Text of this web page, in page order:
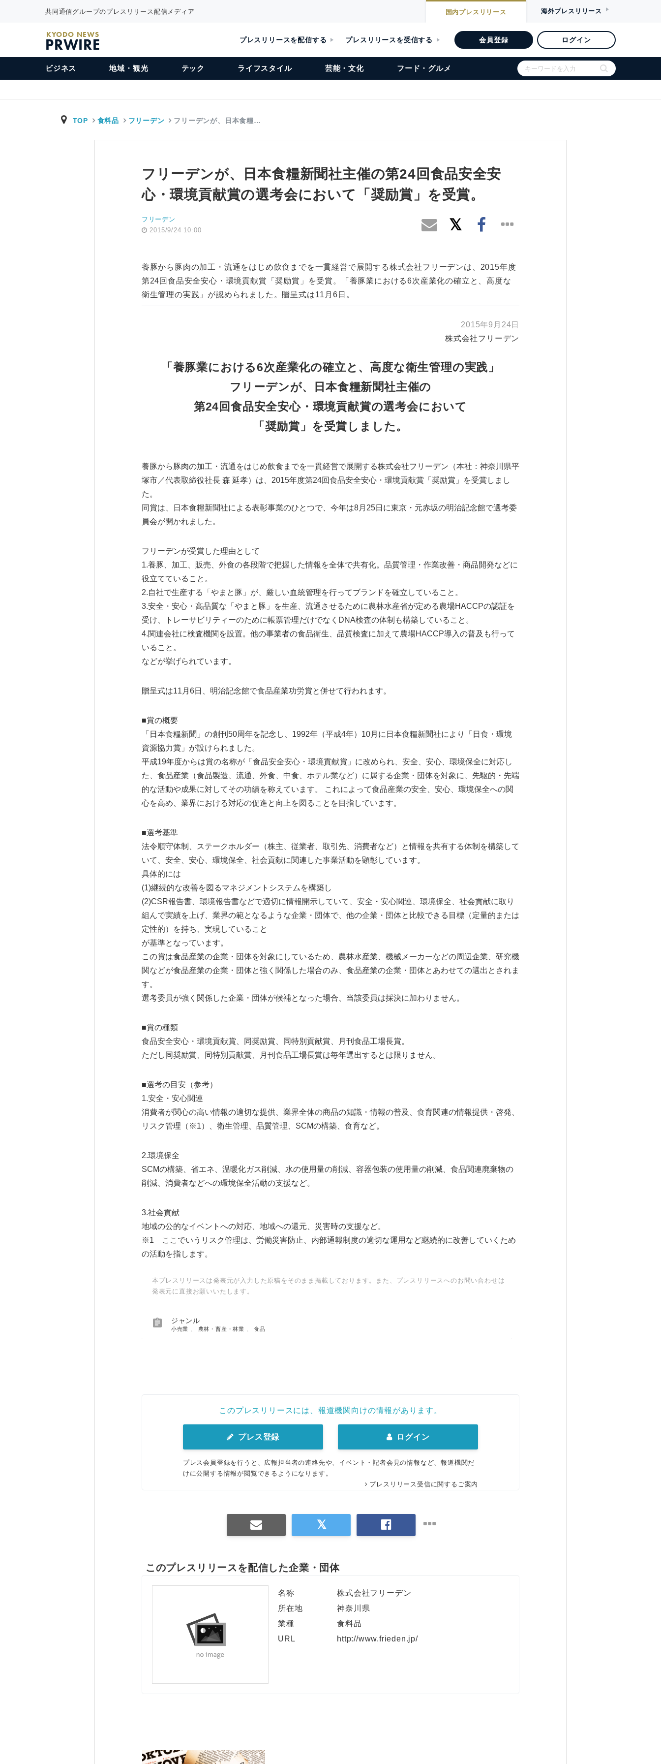
共同通信グループのプレスリリース配信メディア 国内プレスリリース 海外プレスリリース
KYODO NEWS
PRWIRE プレスリリースを配信する プレスリリースを受信する 会員登録 ログイン
ビジネス 地域・観光 テック ライフスタイル 芸能・文化 フード・グルメ
TOP 食料品 フリーデン フリーデンが、日本食糧…
フリーデンが、日本食糧新聞社主催の第24回食品安全安
心・環境貢献賞の選考会において「奨励賞」を受賞。
フリーデン
2015/9/24 10:00
養豚から豚肉の加工・流通をはじめ飲食までを一貫経営で展開する株式会社フリーデンは、2015年度
第24回食品安全安心・環境貢献賞「奨励賞」を受賞。「養豚業における6次産業化の確立と、高度な
衛生管理の実践」が認められました。贈呈式は11月6日。
2015年9月24日
株式会社フリーデン
「養豚業における6次産業化の確立と、高度な衛生管理の実践」
フリーデンが、日本食糧新聞社主催の
第24回食品安全安心・環境貢献賞の選考会において
「奨励賞」を受賞しました。
養豚から豚肉の加工・流通をはじめ飲食までを一貫経営で展開する株式会社フリーデン（本社：神奈川県平
塚市／代表取締役社長 森 延孝）は、2015年度第24回食品安全安心・環境貢献賞「奨励賞」を受賞しまし
た。
同賞は、日本食糧新聞社による表彰事業のひとつで、今年は8月25日に東京・元赤坂の明治記念館で選考委
員会が開かれました。
フリーデンが受賞した理由として
1.養豚、加工、販売、外食の各段階で把握した情報を全体で共有化。品質管理・作業改善・商品開発などに
役立てていること。
2.自社で生産する「やまと豚」が、厳しい血統管理を行ってブランドを確立していること。
3.安全・安心・高品質な「やまと豚」を生産、流通させるために農林水産省が定める農場HACCPの認証を
受け、トレーサビリティーのために帳票管理だけでなくDNA検査の体制も構築していること。
4.関連会社に検査機関を設置。他の事業者の食品衛生、品質検査に加えて農場HACCP導入の普及も行って
いること。
などが挙げられています。
贈呈式は11月6日、明治記念館で食品産業功労賞と併せて行われます。
■賞の概要
「日本食糧新聞」の創刊50周年を記念し、1992年（平成4年）10月に日本食糧新聞社により「日食・環境
資源協力賞」が設けられました。
平成19年度からは賞の名称が「食品安全安心・環境貢献賞」に改められ、安全、安心、環境保全に対応し
た、食品産業（食品製造、流通、外食、中食、ホテル業など）に属する企業・団体を対象に、先駆的・先端
的な活動や成果に対してその功績を称えています。 これによって食品産業の安全、安心、環境保全への関
心を高め、業界における対応の促進と向上を図ることを目指しています。
■選考基準
法令順守体制、ステークホルダー（株主、従業者、取引先、消費者など）と情報を共有する体制を構築して
いて、安全、安心、環境保全、社会貢献に関連した事業活動を顕彰しています。
具体的には
(1)継続的な改善を図るマネジメントシステムを構築し
(2)CSR報告書、環境報告書などで適切に情報開示していて、安全・安心関連、環境保全、社会貢献に取り
組んで実績を上げ、業界の範となるような企業・団体で、他の企業・団体と比較できる目標（定量的または
定性的）を持ち、実現していること
が基準となっています。
この賞は食品産業の企業・団体を対象にしているため、農林水産業、機械メーカーなどの周辺企業、研究機
関などが食品産業の企業・団体と強く関係した場合のみ、食品産業の企業・団体とあわせての選出とされま
す。
選考委員が強く関係した企業・団体が候補となった場合、当該委員は採決に加わりません。
■賞の種類
食品安全安心・環境貢献賞、同奨励賞、同特別貢献賞、月刊食品工場長賞。
ただし同奨励賞、同特別貢献賞、月刊食品工場長賞は毎年選出するとは限りません。
■選考の目安（参考）
1.安全・安心関連
消費者が関心の高い情報の適切な提供、業界全体の商品の知識・情報の普及、食育関連の情報提供・啓発、
リスク管理（※1）、衛生管理、品質管理、SCMの構築、食育など。
2.環境保全
SCMの構築、省エネ、温暖化ガス削減、水の使用量の削減、容器包装の使用量の削減、食品関連廃棄物の
削減、消費者などへの環境保全活動の支援など。
3.社会貢献
地域の公的なイベントへの対応、地域への還元、災害時の支援など。
※1 ここでいうリスク管理は、労働災害防止、内部通報制度の適切な運用など継続的に改善していくため
の活動を指します。
本プレスリリースは発表元が入力した原稿をそのまま掲載しております。また、プレスリリースへのお問い合わせは
発表元に直接お願いいたします。
 ジャンル
小売業 農林・畜産・林業 、食品
このプレスリリースには、報道機関向けの情報があります。
プレス登録 ログイン
プレス会員登録を行うと、広報担当者の連絡先や、イベント・記者会見の情報など、報道機関だ
けに公開する情報が閲覧できるようになります。
プレスリリース受信に関するご案内
このプレスリリースを配信した企業・団体
名称
株式会社フリーデン
所在地
神奈川県
業種
食料品
URL
http://www.frieden.jp/